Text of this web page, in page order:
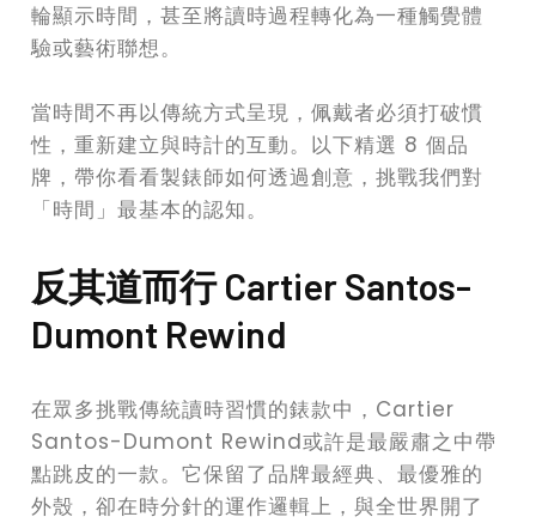
輪顯示時間，甚至將讀時過程轉化為一種觸覺體
驗或藝術聯想。
當時間不再以傳統方式呈現，佩戴者必須打破慣
性，重新建立與時計的互動。以下精選 8 個品
牌，帶你看看製錶師如何透過創意，挑戰我們對
「時間」最基本的認知。
反其道而行 Cartier Santos-
Dumont Rewind
在眾多挑戰傳統讀時習慣的錶款中，Cartier
Santos-Dumont Rewind或許是最嚴肅之中帶
點跳皮的一款。它保留了品牌最經典、最優雅的
外殼，卻在時分針的運作邏輯上，與全世界開了